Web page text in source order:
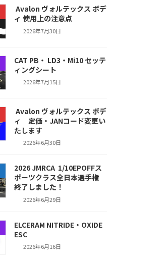
Avalon ヴォルテックス ボデ
ィ 使用上の注意点
2026年7月30日
CAT PB・ LD3・Mi10 セッテ
ィングシート
2026年7月15日
Avalon ヴォルテックス ボデ
ィ 定価・JANコード変更い
たします
2026年6月30日
2026 JMRCA 1/10EPOFFス
ポーツクラス全日本選手権
終了しました！
2026年6月29日
ELCERAM NITRIDE・OXIDE
ESC
2026年6月16日